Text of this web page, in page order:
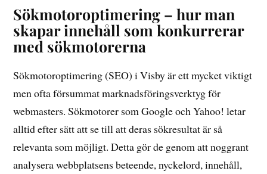
Sökmotoroptimering – hur man
skapar innehåll som konkurrerar
med sökmotorerna
Sökmotoroptimering (SEO) i Visby är ett mycket viktigt
men ofta försummat marknadsföringsverktyg för
webmasters. Sökmotorer som Google och Yahoo! letar
alltid efter sätt att se till att deras sökresultat är så
relevanta som möjligt. Detta gör de genom att noggrant
analysera webbplatsens beteende, nyckelord, innehåll,